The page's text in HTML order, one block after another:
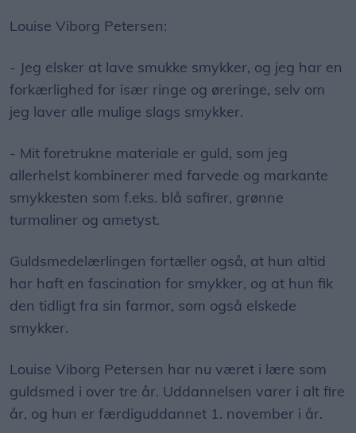
Louise Viborg Petersen:
- Jeg elsker at lave smukke smykker, og jeg har en
forkærlighed for især ringe og øreringe, selv om
jeg laver alle mulige slags smykker.
- Mit foretrukne materiale er guld, som jeg
allerhelst kombinerer med farvede og markante
smykkesten som f.eks. blå safirer, grønne
turmaliner og ametyst.
Guldsmedelærlingen fortæller også, at hun altid
har haft en fascination for smykker, og at hun fik
den tidligt fra sin farmor, som også elskede
smykker.
Louise Viborg Petersen har nu været i lære som
guldsmed i over tre år. Uddannelsen varer i alt fire
år, og hun er færdiguddannet 1. november i år.